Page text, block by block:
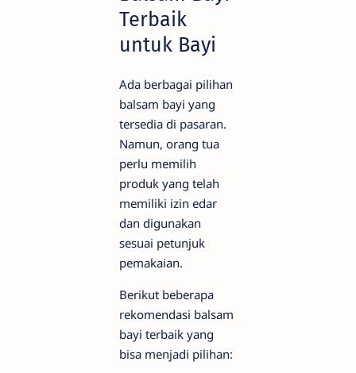
Terbaik
untuk Bayi
Ada berbagai pilihan
balsam bayi yang
tersedia di pasaran.
Namun, orang tua
perlu memilih
produk yang telah
memiliki izin edar
dan digunakan
sesuai petunjuk
pemakaian.
Berikut beberapa
rekomendasi balsam
bayi terbaik yang
bisa menjadi pilihan: